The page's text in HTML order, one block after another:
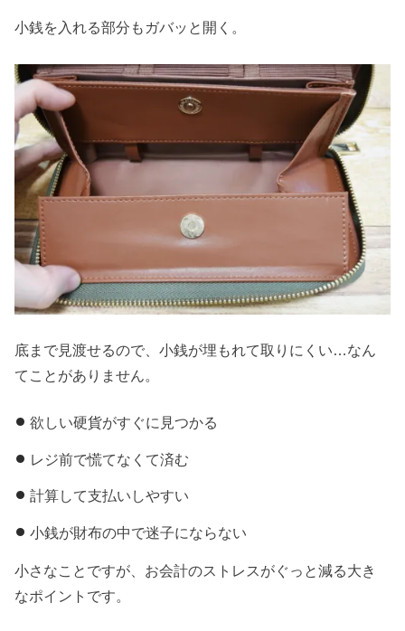
小銭を入れる部分もガバッと開く。
底まで見渡せるので、小銭が埋もれて取りにくい…なん
てことがありません。
欲しい硬貨がすぐに見つかる
レジ前で慌てなくて済む
計算して支払いしやすい
小銭が財布の中で迷子にならない
小さなことですが、お会計のストレスがぐっと減る大き
なポイントです。